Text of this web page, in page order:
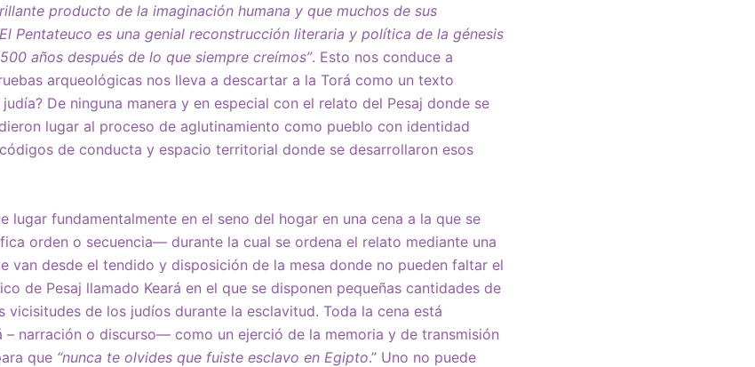
producto de la imaginación humana y que muchos de sus
Pentateuco es una genial reconstrucción literaria y política de la génesis
años después de lo que siempre creímos”. Esto nos conduce a
arqueológicas nos lleva a descartar a la Torá como un texto
De ninguna manera y en especial con el relato del Pesaj donde se
lugar al proceso de aglutinamiento como pueblo con identidad
de conducta y espacio territorial donde se desarrollaron esos
lugar fundamentalmente en el seno del hogar en una cena a la que se
orden o secuencia— durante la cual se ordena el relato mediante una
van desde el tendido y disposición de la mesa donde no pueden faltar el
de Pesaj llamado Keará en el que se disponen pequeñas cantidades de
vicisitudes de los judíos durante la esclavitud. Toda la cena está
– narración o discurso— como un ejerció de la memoria y de transmisión
que “nunca te olvides que fuiste esclavo en Egipto.” Uno no puede